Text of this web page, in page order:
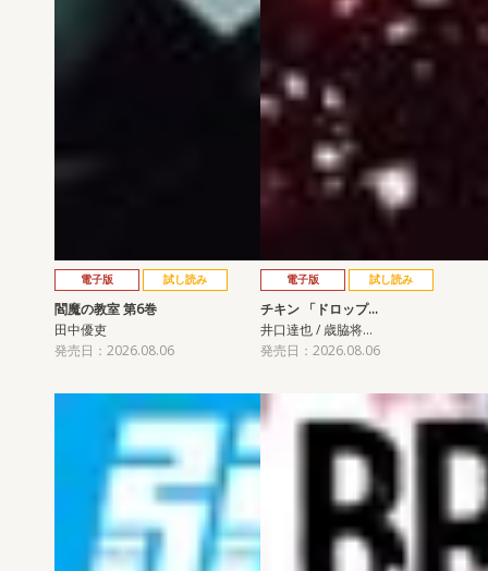
電子版 試し読み
閻魔の教室 第6巻
田中優吏
発売日：2026.08.06
電子版 試し読み
チキン 「ドロップ…
井口達也 / 歳脇将…
発売日：2026.08.06